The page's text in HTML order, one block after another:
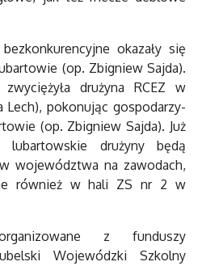
okazały się
(op. Zbigniew Sajda).
drużyna RCEZ w
Lech), pokonując gospodarzy-
(op. Zbigniew Sajda). Już
drużyny będą
województwa na zawodach,
również w hali ZS nr 2 w
z funduszy
Wojewódzki Szkolny